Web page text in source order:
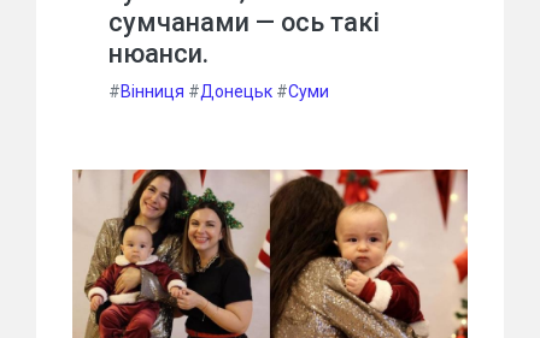
сумчанами — ось такі
нюанси.
#Вінниця #Донецьк #Суми